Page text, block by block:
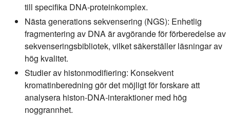
till specifika DNA-proteinkomplex.
Nästa generations sekvensering (NGS): Enhetlig
fragmentering av DNA är avgörande för förberedelse av
sekvenseringsbibliotek, vilket säkerställer läsningar av
hög kvalitet.
Studier av histonmodifiering: Konsekvent
kromatinberedning gör det möjligt för forskare att
analysera histon-DNA-interaktioner med hög
noggrannhet.